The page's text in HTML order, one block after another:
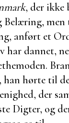
, der ikke
Belæring,
anført et
har dannet,
han hørte til
der
Digter, og